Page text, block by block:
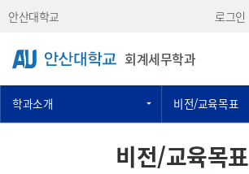
Skip Menu
안산대학교 로그인
회계세무학과
학과소개 비전/교육목표
비전/교육목표